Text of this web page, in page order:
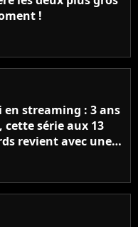
!
streaming : 3 ans
cette série aux 13
revient avec une
différente